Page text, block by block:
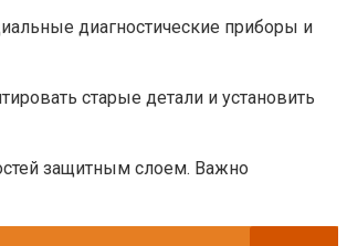
диагностические приборы и
старые детали и установить
защитным слоем. Важно